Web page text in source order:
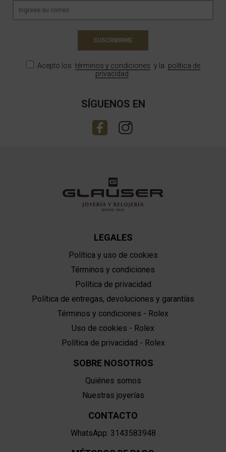
SUSCRIBIRME
Acepto los términos y condiciones y la política de
privacidad
SÍGUENOS EN
LEGALES
Política y uso de cookies
Términos y condiciones
Política de privacidad
Política de entregas, devoluciones y garantías
Términos y condiciones - Rolex
Uso de cookies - Rolex
Política de privacidad - Rolex
SOBRE NOSOTROS
Quiénes somos
Nuestras joyerías
CONTACTO
WhatsApp: 3143583948